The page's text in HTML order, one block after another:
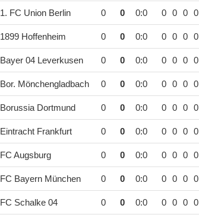
1. FC Union Berlin 0 0 0:0 0 0 0 0
1899 Hoffenheim 0 0 0:0 0 0 0 0
Bayer 04 Leverkusen 0 0 0:0 0 0 0 0
Bor. Mönchengladbach 0 0 0:0 0 0 0 0
Borussia Dortmund 0 0 0:0 0 0 0 0
Eintracht Frankfurt 0 0 0:0 0 0 0 0
FC Augsburg 0 0 0:0 0 0 0 0
FC Bayern München 0 0 0:0 0 0 0 0
FC Schalke 04 0 0 0:0 0 0 0 0